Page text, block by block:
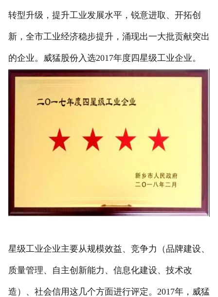
转型升级，提升工业发展水平，锐意进取、开拓创
新，全市工业经济稳步提升，涌现出一大批贡献突出
的企业。威猛股份入选2017年度四星级工业企业。
星级工业企业主要从规模效益、竞争力（品牌建设、
质量管理、自主创新能力、信息化建设、技术改
造）、社会信用这几个方面进行评定。2017年，威猛